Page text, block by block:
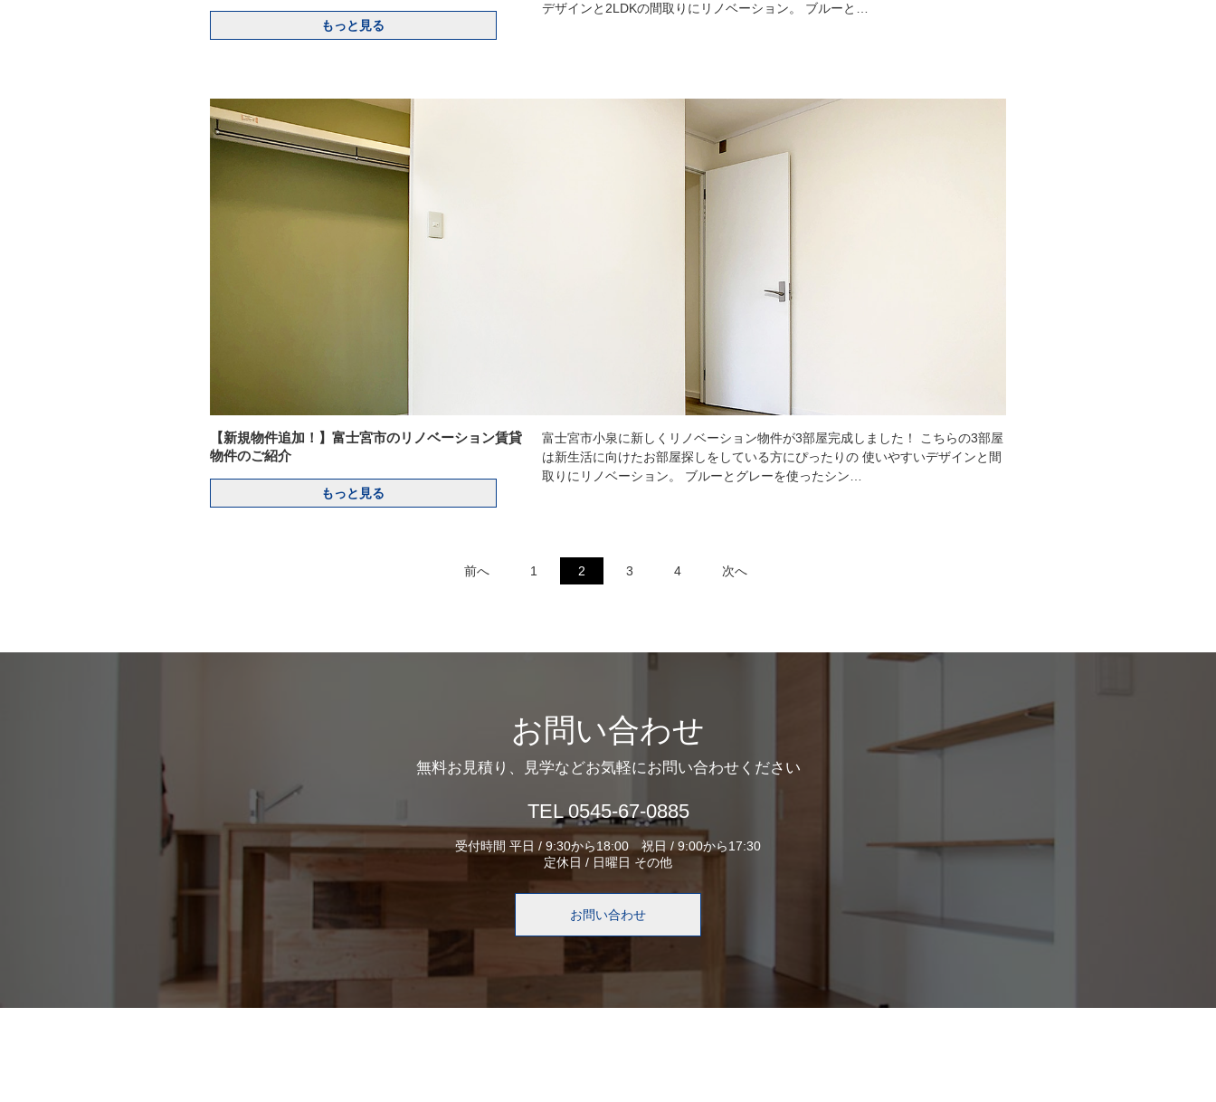
もっと見る
デザインと2LDKの間取りにリノベーション。 ブルーと…
【新規物件追加！】富士宮市のリノベーション賃貸
物件のご紹介
もっと見る
富士宮市小泉に新しくリノベーション物件が3部屋完成しました！ こちらの3部屋
は新生活に向けたお部屋探しをしている方にぴったりの 使いやすいデザインと間
取りにリノベーション。 ブルーとグレーを使ったシン…
前へ 1 2 3 4 次へ
お問い合わせ
無料お見積り、見学などお気軽にお問い合わせください
TEL 0545-67-0885
受付時間 平日 / 9:30から18:00 祝日 / 9:00から17:30
定休日 / 日曜日 その他
お問い合わせ